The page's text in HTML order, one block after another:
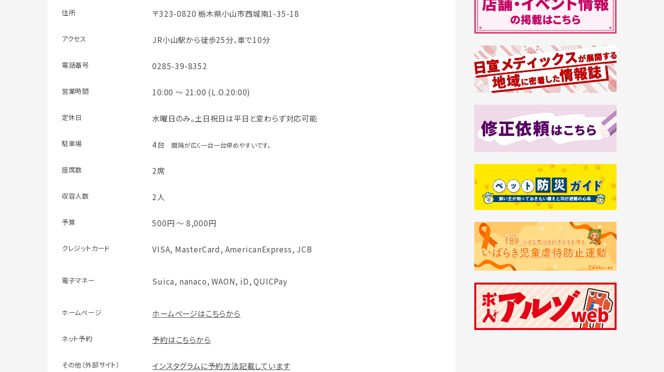
住所 〒323-0820 栃木県小山市西城南1-35-18
アクセス JR小山駅から徒歩25分、車で10分
電話番号 0285-39-8352
営業時間 10:00 ～ 21:00 (L.O.20:00)
定休日 水曜日のみ。土日祝日は平日と変わらず対応可能
駐車場 4台 間隔が広く一台一台停めやすいです。
座席数 2席
収容人数 2人
予算 500円 ～ 8,000円
クレジットカード VISA, MasterCard, AmericanExpress, JCB
電子マネー Suica, nanaco, WAON, iD, QUICPay
ホームページ ホームページはこちらから
ネット予約 予約はこちらから
その他（外部サイト） インスタグラムに予約方法記載しています